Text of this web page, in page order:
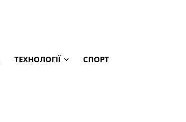
ТЕХНОЛОГІЇ СПОРТ